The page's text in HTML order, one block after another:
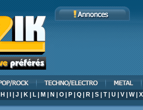
H J K L M N O P Q R S T| U V W| X